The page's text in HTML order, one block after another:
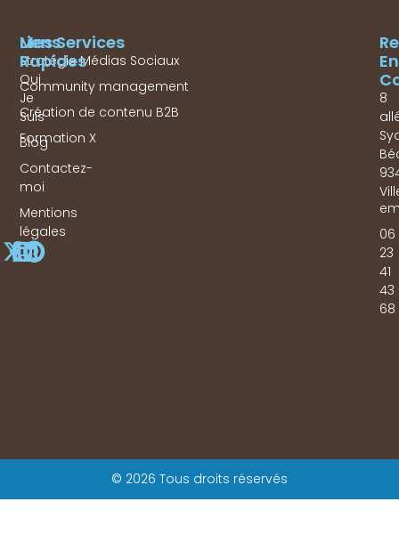
Mes Services
Stratégie Médias Sociaux
Community management
Création de contenu B2B
Formation X
Liens
Rapides
Qui
Je
Suis
Blog
Contactez-
moi
Mentions
légales
En
8
06
23
41
43
68
© 2026 Tous droits réservés